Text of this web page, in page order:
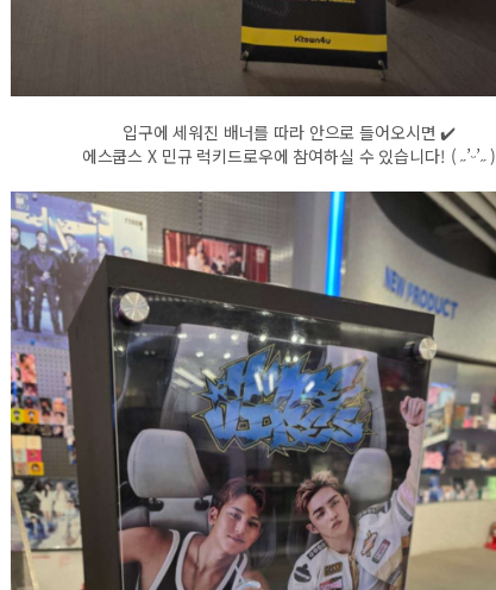
입구에 세워진 배너를 따라 안으로 들어오시면 ✔️
에스쿱스 X 민규 럭키드로우에 참여하실 수 있습니다! ( ˶’ᵕ’˶ )